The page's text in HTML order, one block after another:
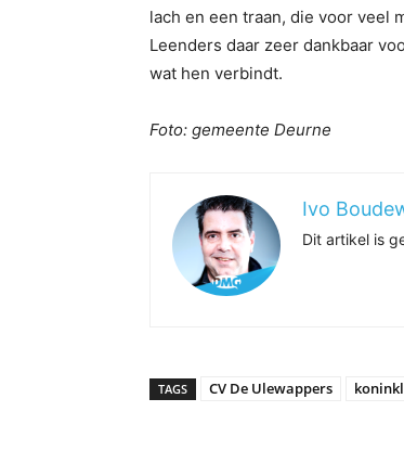
lach en een traan, die voor veel
Leenders daar zeer dankbaar
wat hen verbindt.
Foto: gemeente Deurne
Ivo
Dit artikel is
TAGS CV De Ulewappers